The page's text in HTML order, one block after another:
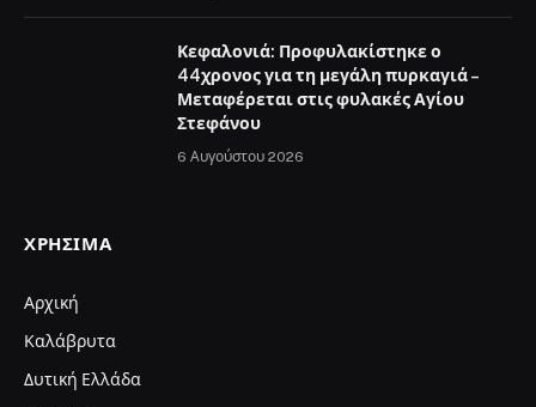
Κεφαλονιά: Προφυλακίστηκε ο
44χρονος για τη μεγάλη πυρκαγιά –
Μεταφέρεται στις φυλακές Αγίου
Στεφάνου
6 Αυγούστου 2026
ΧΡΉΣΙΜΑ
Αρχική
Καλάβρυτα
Δυτική Ελλάδα